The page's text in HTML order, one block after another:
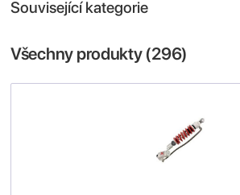
Související kategorie
Všechny produkty (296)